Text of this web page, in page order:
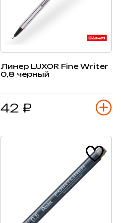
Линер LUXOR Fine Writer
0,8 черный
42 ₽